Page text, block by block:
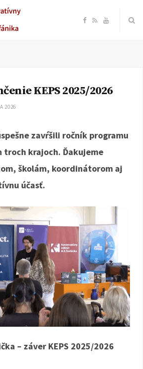
F
e
o
R Y
T
e
KEPS 2025/2026
2026
zavŕšili ročník programu
troch krajoch. Ďakujeme
školám, koordinátorom aj
účasť.
– záver KEPS 2025/2026